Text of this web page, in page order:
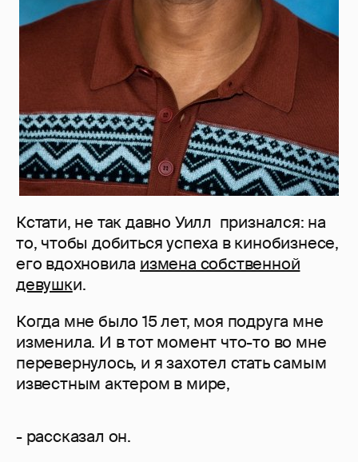
Кстати, не так давно Уилл признался: на
то, чтобы добиться успеха в кинобизнесе,
его вдохновила измена собственной
девушки.
Когда мне было 15 лет, моя подруга мне
изменила. И в тот момент что-то во мне
перевернулось, и я захотел стать самым
известным актером в мире,
- рассказал он.